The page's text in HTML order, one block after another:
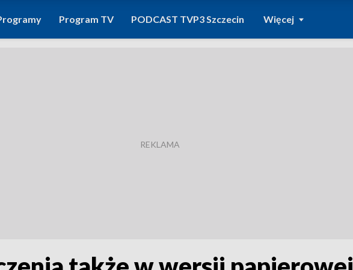
Program TV PODCAST TVP3 Szczecin Więcej